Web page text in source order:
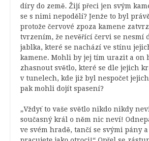
díry do země. Žijí přeci jen svým
se s nimi nepodělí? Jenže to byl
protože červové zpoza kamene
tvrzením, že nevěřící červi se nesmí
jablka, které se nachází ve stínu
kamene. Mohli by jej tím urazit a on
zhasnout světlo, které se dle jejich
v tunelech, kde již byl nespočet jejich
pak mohli dojít spasení?
„Vždyť to vaše světlo nikdo nikdy
současný král o něm nic neví!
ve svém hradě, tančí se svými pány